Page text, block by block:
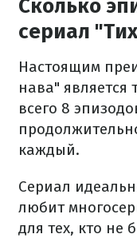
Сколько
сериал
Настоящим
нава" является
всего 8
каждый.
Сериал
любит
для тех, кто не